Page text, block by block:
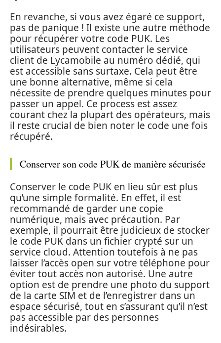
En revanche, si vous avez égaré ce support,
pas de panique ! Il existe une autre méthode
pour récupérer votre code PUK. Les
utilisateurs peuvent contacter le service
client de Lycamobile au numéro dédié, qui
est accessible sans surtaxe. Cela peut être
une bonne alternative, même si cela
nécessite de prendre quelques minutes pour
passer un appel. Ce process est assez
courant chez la plupart des opérateurs, mais
il reste crucial de bien noter le code une fois
récupéré.
Conserver son code PUK de manière sécurisée
Conserver le code PUK en lieu sûr est plus
qu’une simple formalité. En effet, il est
recommandé de garder une copie
numérique, mais avec précaution. Par
exemple, il pourrait être judicieux de stocker
le code PUK dans un fichier crypté sur un
service cloud. Attention toutefois à ne pas
laisser l’accès open sur votre téléphone pour
éviter tout accès non autorisé. Une autre
option est de prendre une photo du support
de la carte SIM et de l’enregistrer dans un
espace sécurisé, tout en s’assurant qu’il n’est
pas accessible par des personnes
indésirables.